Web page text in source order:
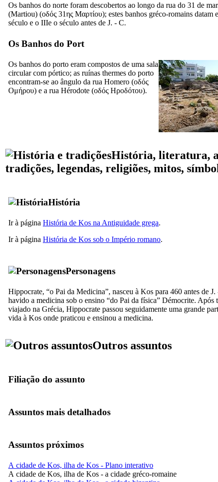
Os banhos do norte foram descobertos ao longo da rua do 31 de
(Martiou) (οδός 31ης Μαρτίου); estes banhos gréco-romains datam
século e o IIIe o século antes de J. - C.
Os Banhos do Port
Os banhos do porto eram compostos de uma sala
circular com pórtico; as ruínas thermes do porto
encontram-se ao ângulo da rua Homero (οδός
Ομήρου) e a rua Hérodote (οδός Ηροδότου).
História, literatura,
tradições, legendas, religiões, mitos,
História
Ir à página História de Kos na Antiguidade grega.
Ir à página História de Kos sob o Império romano.
Personagens
Hippocrate, “o Pai da Medicina”, nasceu à Kos para 460 antes de
havido a medicina sob o ensino “do Pai da física” Démocrite. Após
viajado na Grécia, Hippocrate passou seguidamente uma grande
vida à Kos onde praticou e ensinou a medicina.
Outros assuntos
Filiação do assunto
Assuntos mais detalhados
Assuntos próximos
A cidade de Kos, ilha de Kos - Plano interativo
A cidade de Kos, ilha de Kos - a cidade gréco-romaine